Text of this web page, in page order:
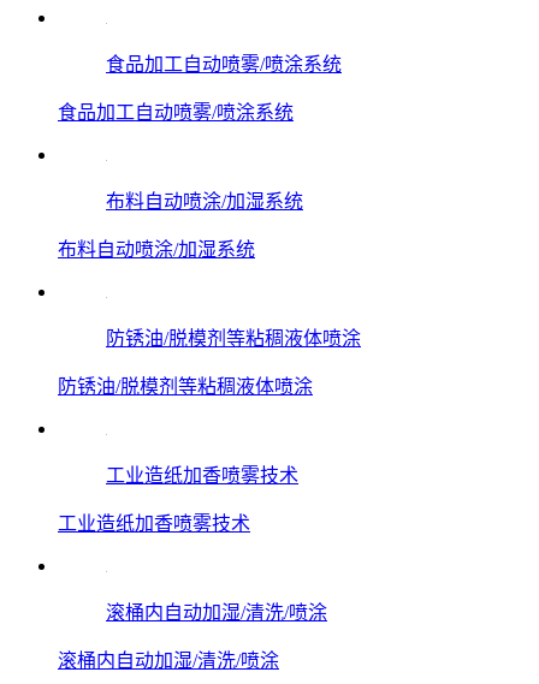
食品加工自动喷雾/喷涂系统
食品加工自动喷雾/喷涂系统
布料自动喷涂/加湿系统
布料自动喷涂/加湿系统
防锈油/脱模剂等粘稠液体喷涂
防锈油/脱模剂等粘稠液体喷涂
工业造纸加香喷雾技术
工业造纸加香喷雾技术
滚桶内自动加湿/清洗/喷涂
滚桶内自动加湿/清洗/喷涂